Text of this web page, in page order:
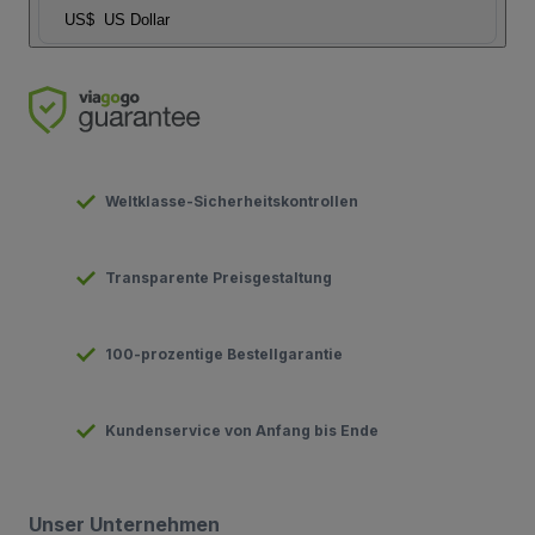
US$ US Dollar
Weltklasse-Sicherheitskontrollen
Transparente Preisgestaltung
100-prozentige Bestellgarantie
Kundenservice von Anfang bis Ende
Unser Unternehmen